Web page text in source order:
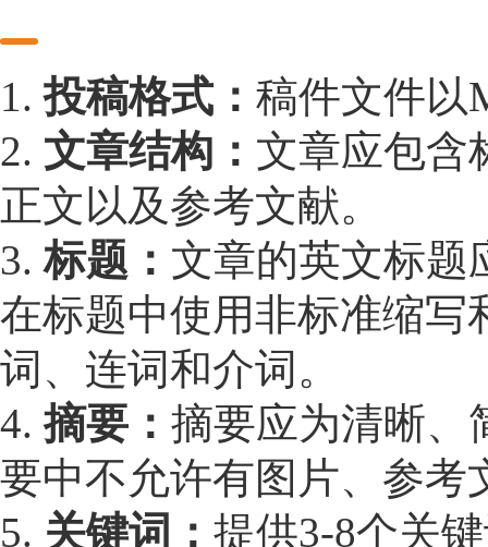
1.投稿格式： 稿件文件以
2. 文章结构： 文章应包含
正文以及参考文献。
3.标题： 文章的英文标题
在标题中使用非标准缩写
词、连词和介词。
4.摘要： 摘要应为清晰、
要中不允许有图片、参考
5. 关键词： 提供3-8个关